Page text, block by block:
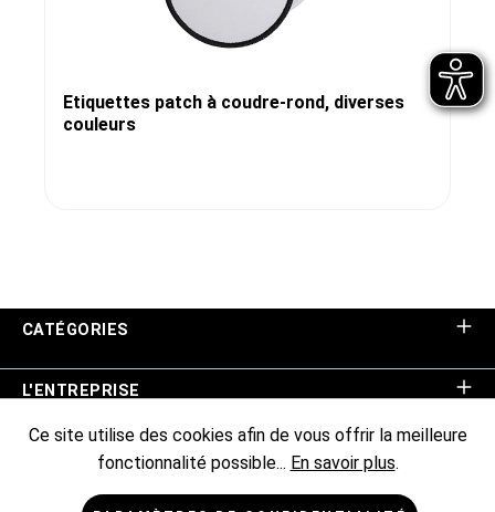
Etiquettes patch à coudre-rond, diverses
couleurs
CATÉGORIES
L'ENTREPRISE
ASSISTANCE BOUTIQUE
Ce site utilise des cookies afin de vous offrir la meilleure
fonctionnalité possible... En savoir plus.